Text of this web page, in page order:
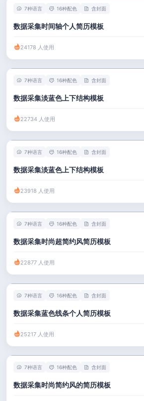
7种语言 16种配色 含封面
数据采集时间轴个人简历模板
24178 人使用
7种语言 16种配色 含封面
数据采集淡蓝色上下结构模板
22734 人使用
7种语言 16种配色 含封面
数据采集淡蓝色上下结构模板
23918 人使用
7种语言 16种配色 含封面
数据采集时尚超简约风简历模板
22877 人使用
7种语言 16种配色 含封面
数据采集蓝色线条个人简历模板
25217 人使用
7种语言 16种配色 含封面
数据采集时尚简约风的简历模板